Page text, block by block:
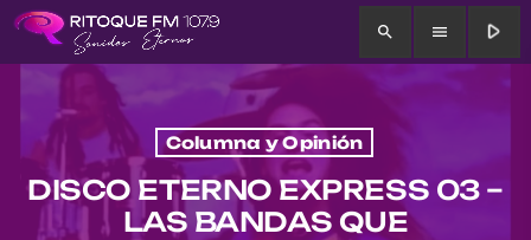
search menu play_arrow
Columna y Opinión
DISCO ETERNO EXPRESS 03 –
LAS BANDAS QUE